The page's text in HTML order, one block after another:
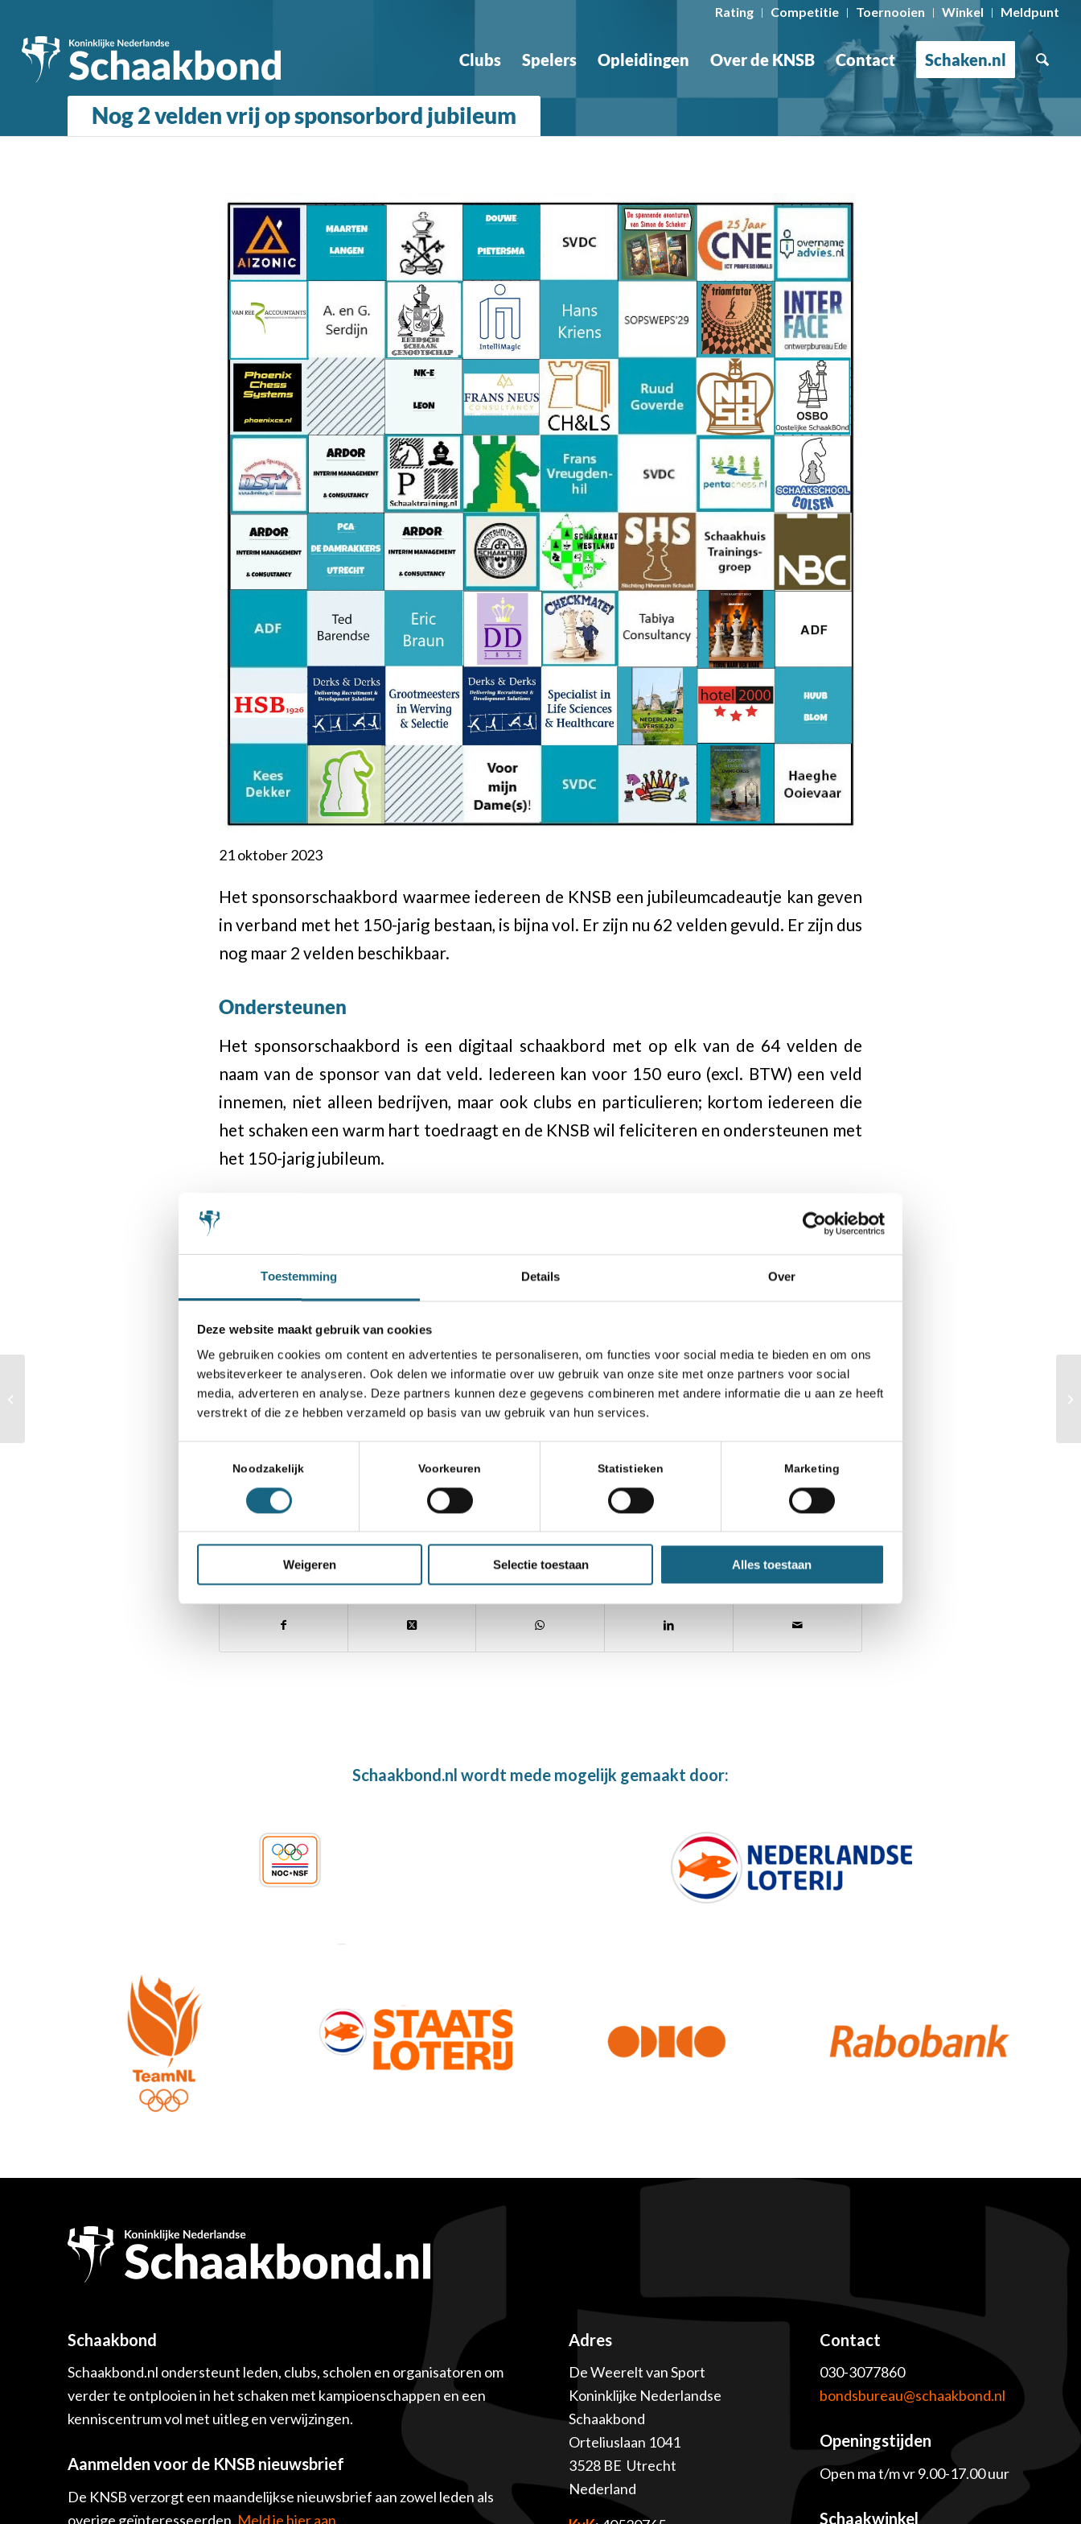
Toestemming Details Over
Deze website maakt gebruik van cookies
We gebruiken cookies om content en advertenties te personaliseren, om functies voor social media te bieden en om ons
websiteverkeer te analyseren. Ook delen we informatie over uw gebruik van onze site met onze partners voor social
media, adverteren en analyse. Deze partners kunnen deze gegevens combineren met andere informatie die u aan ze heeft
verstrekt of die ze hebben verzameld op basis van uw gebruik van hun services.
Noodzakelijk Voorkeuren Statistieken Marketing
Weigeren Selectie toestaan Alles toestaan
Rating Competitie Toernooien Winkel Meldpunt
Clubs Spelers Opleidingen Over de KNSB Contact Schaken.nl
Nog 2 velden vrij op sponsorbord jubileum
21 oktober 2023
Het sponsorschaakbord waarmee iedereen de KNSB een jubileumcadeautje kan geven
in verband met het 150-jarig bestaan, is bijna vol. Er zijn nu 62 velden gevuld. Er zijn dus
nog maar 2 velden beschikbaar.
Ondersteunen
Het sponsorschaakbord is een digitaal schaakbord met op elk van de 64 velden de
naam van de sponsor van dat veld. Iedereen kan voor 150 euro (excl. BTW) een veld
innemen, niet alleen bedrijven, maar ook clubs en particulieren; kortom iedereen die
het schaken een warm hart toedraagt en de KNSB wil feliciteren en ondersteunen met
het 150-jarig jubileum.
Nog maar 2 velden
Het 61e veld kon worden gevuld dankzij Ted Barendse. Deze week volgde veld 62,
ingenomen door de Haagse Schaakbond. Nog maar twee velden te gaan dus. Wie (een
van) deze velden wil ‘hebben’, kan mailen met Ard Dekker:jubileum@schaakbond.nl
Meer informatie:
Sponsorschaakbord
Categorie
Bondsnieuws
Deel dit stuk
Schaakbond.nl wordt mede mogelijk gemaakt door:
Schaakbond
Schaakbond.nl ondersteunt leden, clubs, scholen en organisatoren om
verder te ontplooien in het schaken met kampioenschappen en een
kenniscentrum vol met uitleg en verwijzingen.
Aanmelden voor de KNSB nieuwsbrief
De KNSB verzorgt een maandelijkse nieuwsbrief aan zowel leden als
overige geïnteresseerden. Meld je hier aan.
Adres
De Weerelt van Sport
Koninklijke Nederlandse
Schaakbond
Orteliuslaan 1041
3528 BE Utrecht
Nederland
Contact
030-3077860
bondsbureau@schaakbond.nl
Openingstijden
Open ma t/m vr 9.00-17.00 uur
Schaakwinkel